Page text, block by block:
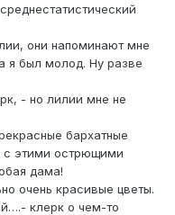
они напоминают мне
я был молод. Ну разве
- но лилии мне не
бархатные
с этими острющими
дама!
очень красивые цветы.
клерк о чем-то